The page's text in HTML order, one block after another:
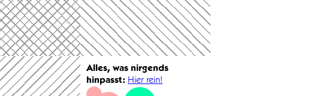
Alles, was nirgends
hinpasst: Hier rein!